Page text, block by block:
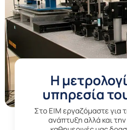
Η
υπηρεσία
Στο EIM εργαζόμαστε για
ανάπτυξη αλλά και